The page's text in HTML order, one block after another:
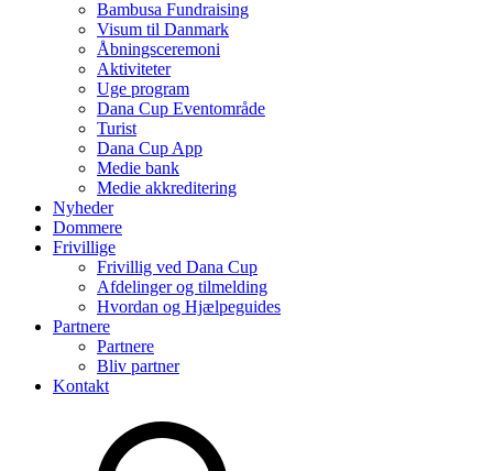
Bambusa Fundraising
Visum til Danmark
Åbningsceremoni
Aktiviteter
Uge program
Dana Cup Eventområde
Turist
Dana Cup App
Medie bank
Medie akkreditering
Nyheder
Dommere
Frivillige
Frivillig ved Dana Cup
Afdelinger og tilmelding
Hvordan og Hjælpeguides
Partnere
Partnere
Bliv partner
Kontakt